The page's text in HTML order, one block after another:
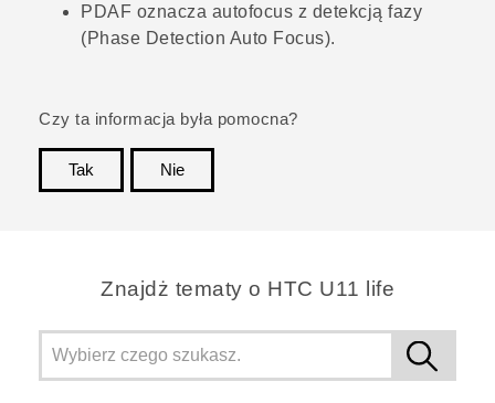
PDAF oznacza autofocus z detekcją fazy
(Phase Detection Auto Focus).
Czy ta informacja była pomocna?
Tak
Nie
Znajdż tematy o HTC U11 life